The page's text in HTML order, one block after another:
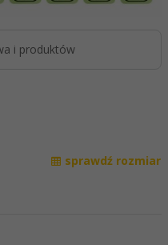
i produktów
sprawdź rozmiar